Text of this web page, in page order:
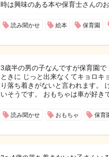
時は興味のある本や保育士さんの
読み聞かせ 絵本 保育園
3歳半の男の子なんですが保育園
ときに じっと出来なくてキョロキ
り落ち着きがないと言われます。
いそうです。 おもちゃは車が好き
読み聞かせ おもちゃ 保育